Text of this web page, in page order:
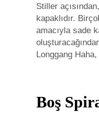
Stiller
kapaklıdır.
amacıyla sade
Longgang
Boş